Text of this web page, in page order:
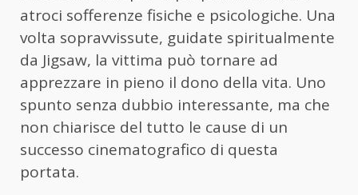
atroci sofferenze fisiche e psicologiche. Una
volta sopravvissute, guidate spiritualmente
da Jigsaw, la vittima può tornare ad
apprezzare in pieno il dono della vita. Uno
spunto senza dubbio interessante, ma che
non chiarisce del tutto le cause di un
successo cinematografico di questa
portata.